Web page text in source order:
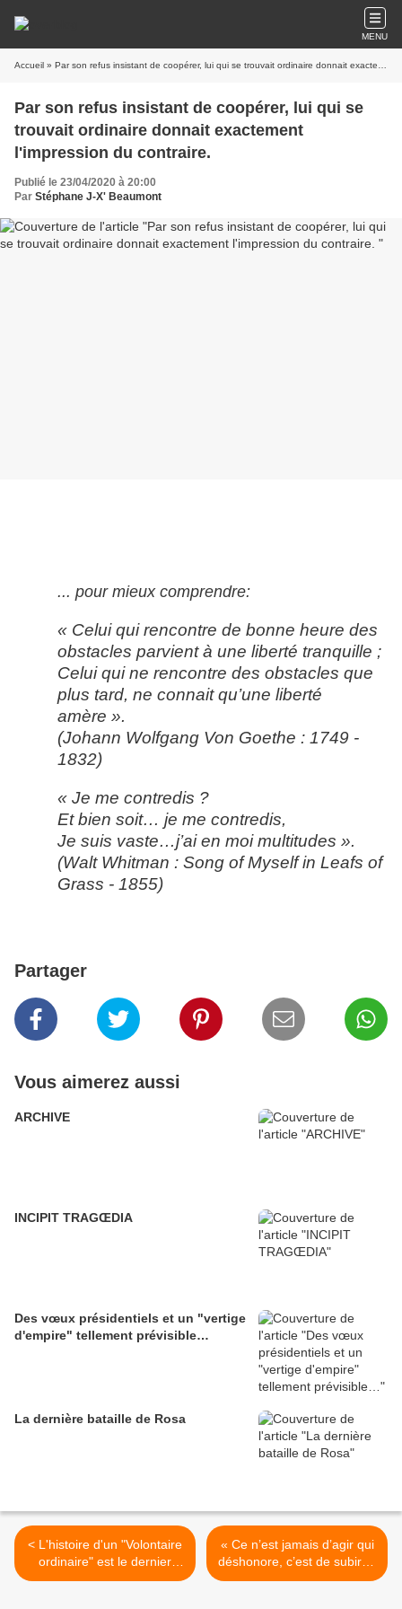
MENU
Accueil » Par son refus insistant de coopérer, lui qui se trouvait ordinaire donnait exactement l'impression du contraire.
Par son refus insistant de coopérer, lui qui se
trouvait ordinaire donnait exactement
l'impression du contraire.
Publié le 23/04/2020 à 20:00
Par Stéphane J-X' Beaumont
... pour mieux comprendre:
« Celui qui rencontre de bonne heure des
obstacles parvient à une liberté tranquille ;
Celui qui ne rencontre des obstacles que
plus tard, ne connait qu’une liberté
amère ».
(Johann Wolfgang Von Goethe : 1749 -
1832)
« Je me contredis ?
Et bien soit… je me contredis,
Je suis vaste…j’ai en moi multitudes ».
(Walt Whitman : Song of Myself in Leafs of
Grass - 1855)
Partager
Vous aimerez aussi
ARCHIVE
INCIPIT TRAGŒDIA
Des vœux présidentiels et un "vertige
d'empire" tellement prévisible…
La dernière bataille de Rosa
< L'histoire d'un "Volontaire
ordinaire" est le dernier
chapitre des deux livres qui
« Ce n’est jamais d’agir qui
déshonore, c’est de subir ».
(Walther Rathenau :